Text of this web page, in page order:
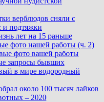
верблюдов сняли с
и подтяжки
лет на 15 раньше
фото нашей работы (ч. 2)
фото вашей работы
запросы бывших
в мире водородный
около 100 тысяч лайков
– 2020